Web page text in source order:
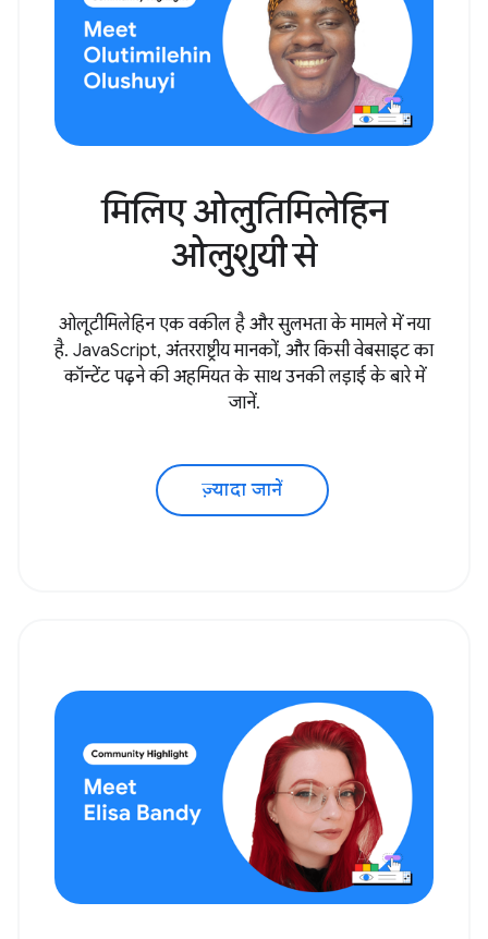
मिलिए ओलुतिमिलेहिन
ओलुशुयी से
ओलूटीमिलेहिन एक वकील है और सुलभता के मामले में नया
है. JavaScript, अंतरराष्ट्रीय मानकों, और किसी वेबसाइट का
कॉन्टेंट पढ़ने की अहमियत के साथ उनकी लड़ाई के बारे में
जानें.
ज़्यादा जानें